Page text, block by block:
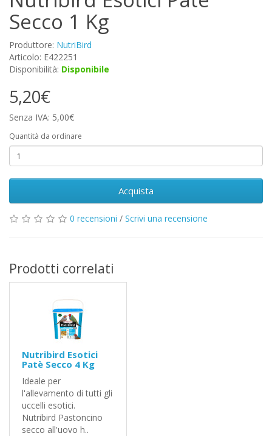
Secco 1 Kg
Produttore: NutriBird
Articolo: E422251
Disponibilità: Disponibile
5,20€
Senza IVA: 5,00€
Quantità da ordinare
Acquista
0 recensioni / Scrivi una recensione
Prodotti correlati
Nutribird Esotici
Patè Secco 4 Kg
Ideale per
l'allevamento di tutti gli
uccelli esotici.
Nutribird Pastoncino
secco all'uovo h..